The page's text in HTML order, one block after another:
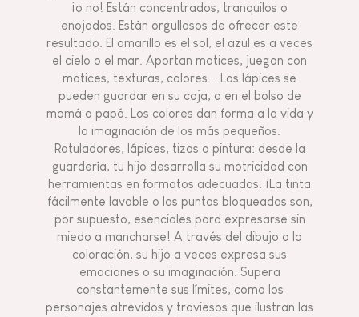
¡o no! Están concentrados, tranquilos o
enojados. Están orgullosos de ofrecer este
resultado. El amarillo es el sol, el azul es a veces
el cielo o el mar. Aportan matices, juegan con
matices, texturas, colores... Los lápices se
pueden guardar en su caja, o en el bolso de
mamá o papá. Los colores dan forma a la vida y
la imaginación de los más pequeños.
Rotuladores, lápices, tizas o pintura: desde la
guardería, tu hijo desarrolla su motricidad con
herramientas en formatos adecuados. ¡La tinta
fácilmente lavable o las puntas bloqueadas son,
por supuesto, esenciales para expresarse sin
miedo a mancharse! A través del dibujo o la
coloración, su hijo a veces expresa sus
emociones o su imaginación. Supera
constantemente sus límites, como los
personajes atrevidos y traviesos que ilustran las